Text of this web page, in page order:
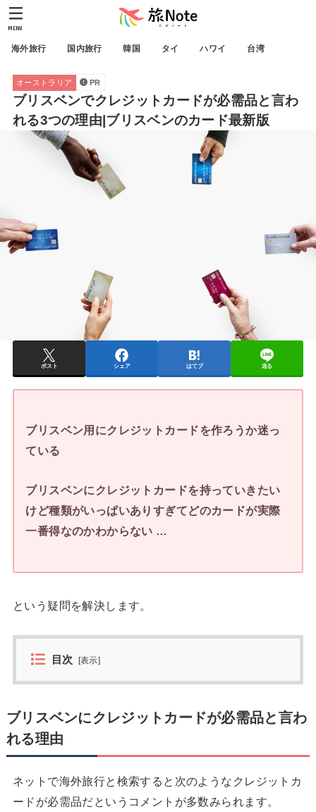
海外旅行 国内旅行 韓国 タイ ハワイ 台湾
MENU
オーストラリア PR
ブリスベンでクレジットカードが必需品と言わ
れる3つの理由|ブリスベンのカード最新版
ポスト シェア はてブ 送る
ブリスベン用にクレジットカードを作ろうか迷っ
ている
ブリスベンにクレジットカードを持っていきたい
けど種類がいっぱいありすぎてどのカードが実際
一番得なのかわからない …
という疑問を解決します。
目次 [表示]
ブリスベンにクレジットカードが必需品と言わ
れる理由
ネットで海外旅行と検索すると次のようなクレジットカ
ードが必需品だというコメントが多数みられます。